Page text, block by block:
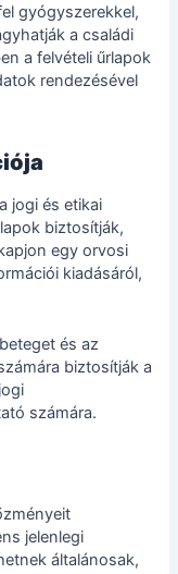
gyógyszerekkel,
a családi
a felvételi űrlapok
rendezésével
jogi és etikai
biztosítják,
egy orvosi
kiadásáról,
és az
biztosítják a
számára.
jelenlegi
általánosak,